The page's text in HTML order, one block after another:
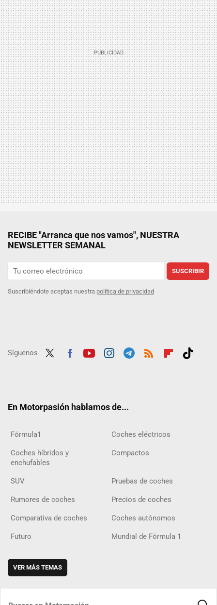
RECIBE "Arranca que nos vamos", NUESTRA
NEWSLETTER SEMANAL
SUSCRIBIR
Suscribiéndote aceptas nuestra política de privacidad
Síguenos
En Motorpasión hablamos de...
Fórmula1 Coches eléctricos
Coches híbridos y
enchufables
Compactos
SUV Pruebas de coches
Rumores de coches Precios de coches
Comparativa de coches Coches autónomos
Futuro Mundial de Fórmula 1
VER MÁS TEMAS